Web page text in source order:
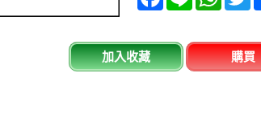
加入收藏 購買